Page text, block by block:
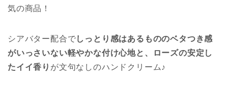
気の商品！
シアバター配合でしっとり感はあるもののベタつき感
がいっさいない軽やかな付け心地と、ローズの安定し
たイイ香り が文句なしのハンドクリーム♪